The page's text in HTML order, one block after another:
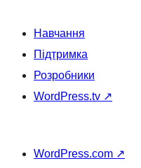
Навчання
Підтримка
Розробники
WordPress.tv ↗
WordPress.com ↗